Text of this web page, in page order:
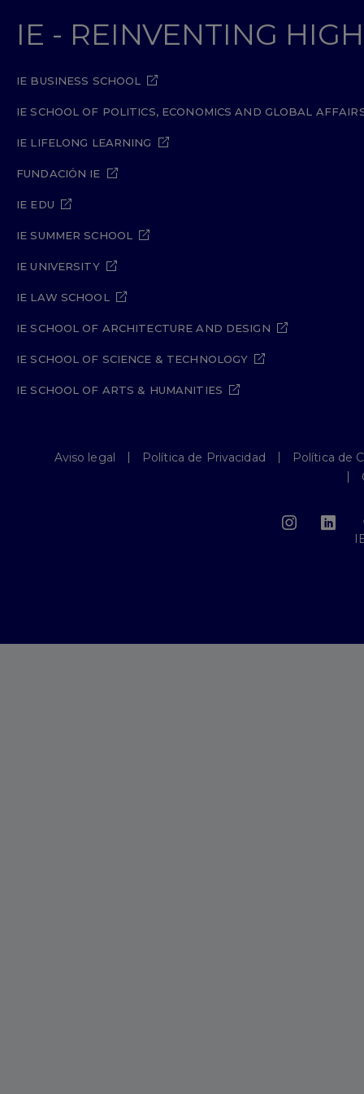
IE - REINVENTING
IE BUSINESS SCHOOL
IE SCHOOL OF POLITICS, ECONOMICS AND GLOBAL
IE LIFELONG LEARNING
FUNDACIÓN IE
IE EDU
IE SUMMER SCHOOL
IE UNIVERSITY
IE LAW SCHOOL
IE SCHOOL OF ARCHITECTURE AND DESIGN
IE SCHOOL OF SCIENCE & TECHNOLOGY
IE SCHOOL OF ARTS & HUMANITIES
Aviso legal Política de Privacidad
Política de